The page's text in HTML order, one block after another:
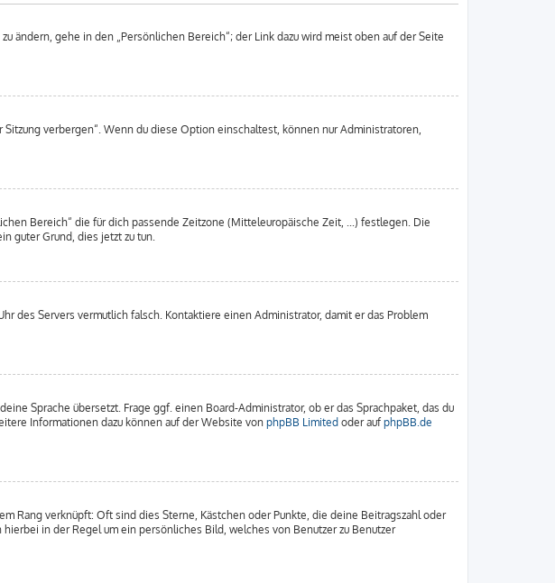
gehe in den „Persönlichen Bereich“; der Link dazu wird meist oben auf der Seite
verbergen“. Wenn du diese Option einschaltest, können nur Administratoren,
Bereich“ die für dich passende Zeitzone (Mitteleuropäische Zeit, ...) festlegen. Die
guter Grund, dies jetzt zu tun.
des Servers vermutlich falsch. Kontaktiere einen Administrator, damit er das Problem
Sprache übersetzt. Frage ggf. einen Board-Administrator, ob er das Sprachpaket, das du
Informationen dazu können auf der Website von phpBB Limited oder auf phpBB.de
Rang verknüpft: Oft sind dies Sterne, Kästchen oder Punkte, die deine Beitragszahl oder
in der Regel um ein persönliches Bild, welches von Benutzer zu Benutzer